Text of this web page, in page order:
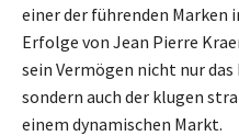
einer der führenden Marken
Erfolge von Jean Pierre
sein Vermögen nicht nur
sondern auch der klugen
einem dynamischen Markt.